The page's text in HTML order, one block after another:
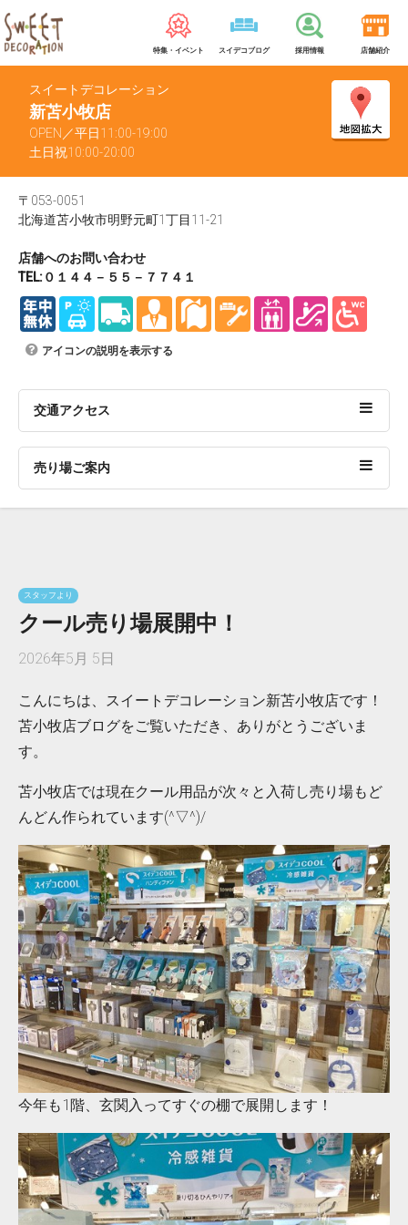
特集・イベント スイデコブログ 採用情報 店舗紹介
スイートデコレーション
新苫小牧店
OPEN／平日11:00-19:00
土日祝10:00-20:00
〒053-0051
北海道苫小牧市明野元町1丁目11-21
店舗へのお問い合わせ
TEL:０１４４－５５－７７４１
アイコンの説明を表示する
交通アクセス
売り場ご案内
スタッフより
クール売り場展開中！
2026年5月 5日
こんにちは、スイートデコレーション新苫小牧店です！
苫小牧店ブログをご覧いただき、ありがとうございま
す。
苫小牧店では現在クール用品が次々と入荷し売り場もど
んどん作られています(^▽^)/
今年も1階、玄関入ってすぐの棚で展開します！